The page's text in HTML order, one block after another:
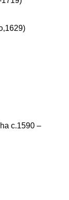
c.1590 –